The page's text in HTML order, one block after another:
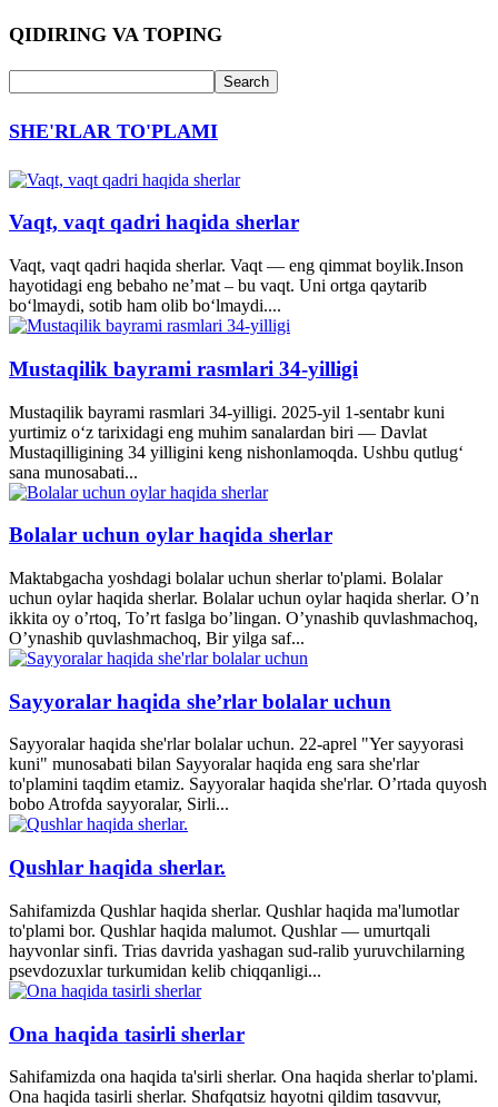
QIDIRING VA TOPING
SHE'RLAR TO'PLAMI
Vaqt, vaqt qadri haqida sherlar
Vaqt, vaqt qadri haqida sherlar. Vaqt — eng qimmat boylik.Inson
hayotidagi eng bebaho ne’mat – bu vaqt. Uni ortga qaytarib
bo‘lmaydi, sotib ham olib bo‘lmaydi....
Mustaqilik bayrami rasmlari 34-yilligi
Mustaqilik bayrami rasmlari 34-yilligi. 2025-yil 1-sentabr kuni
yurtimiz o‘z tarixidagi eng muhim sanalardan biri — Davlat
Mustaqilligining 34 yilligini keng nishonlamoqda. Ushbu qutlug‘
sana munosabati...
Bolalar uchun oylar haqida sherlar
Maktabgacha yoshdagi bolalar uchun sherlar to'plami. Bolalar
uchun oylar haqida sherlar. Bolalar uchun oylar haqida sherlar. O’n
ikkita oy o’rtoq, To’rt faslga bo’lingan. O’ynashib quvlashmachoq,
O’ynashib quvlashmachoq, Bir yilga saf...
Sayyoralar haqida she’rlar bolalar uchun
Sayyoralar haqida she'rlar bolalar uchun. 22-aprel "Yer sayyorasi
kuni" munosabati bilan Sayyoralar haqida eng sara she'rlar
to'plamini taqdim etamiz. Sayyoralar haqida she'rlar. O’rtada quyosh
bobo Atrofda sayyoralar, Sirli...
Qushlar haqida sherlar.
Sahifamizda Qushlar haqida sherlar. Qushlar haqida ma'lumotlar
to'plami bor. Qushlar haqida malumot. Qushlar — umurtqali
hayvonlar sinfi. Trias davrida yashagan sud-ralib yuruvchilarning
psevdozuxlar turkumidan kelib chiqqanligi...
Ona haqida tasirli sherlar
Sahifamizda ona haqida ta'sirli sherlar. Ona haqida sherlar to'plami.
Ona haqida tasirli sherlar. Shɑfqɑtsiz hɑyotni qildim tɑsɑvvur,